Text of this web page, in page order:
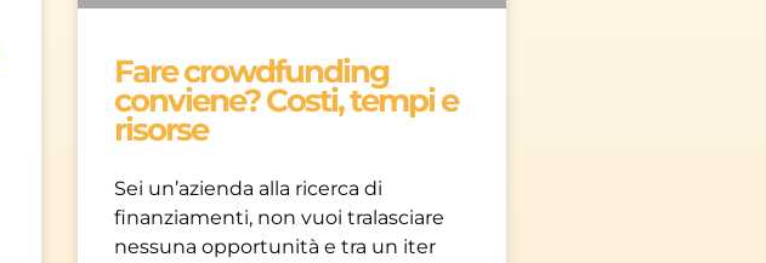
Fare crowdfunding
conviene? Costi, tempi e
risorse
Sei un’azienda alla ricerca di
finanziamenti, non vuoi tralasciare
nessuna opportunità e tra un iter